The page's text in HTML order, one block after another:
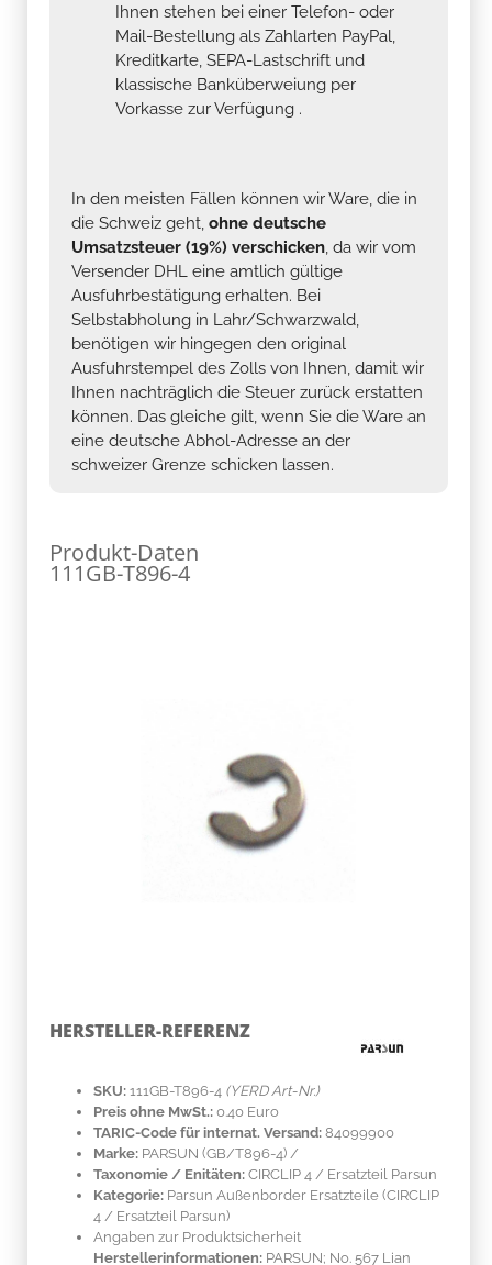
Ihnen stehen bei einer Telefon- oder
Mail-Bestellung als Zahlarten PayPal,
Kreditkarte, SEPA-Lastschrift und
klassische Banküberweiung per
Vorkasse zur Verfügung .
In den meisten Fällen können wir Ware, die in
die Schweiz geht, ohne deutsche
Umsatzsteuer (19%) verschicken, da wir vom
Versender DHL eine amtlich gültige
Ausfuhrbestätigung erhalten. Bei
Selbstabholung in Lahr/Schwarzwald,
benötigen wir hingegen den original
Ausfuhrstempel des Zolls von Ihnen, damit wir
Ihnen nachträglich die Steuer zurück erstatten
können. Das gleiche gilt, wenn Sie die Ware an
eine deutsche Abhol-Adresse an der
schweizer Grenze schicken lassen.
Produkt-Daten
111GB-T896-4
HERSTELLER-REFERENZ
SKU: 111GB-T896-4 (YERD Art-Nr.)
Preis ohne MwSt.: 0.40 Euro
TARIC-Code für internat. Versand: 84099900
Marke: PARSUN (GB/T896-4) /
Taxonomie / Enitäten: CIRCLIP 4 / Ersatzteil Parsun
Kategorie: Parsun Außenborder Ersatzteile (CIRCLIP
4 / Ersatzteil Parsun)
Angaben zur Produktsicherheit
Herstellerinformationen: PARSUN; No. 567 Lian